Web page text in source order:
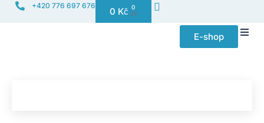
+420 776 697 676
0 Kč 0
E-shop